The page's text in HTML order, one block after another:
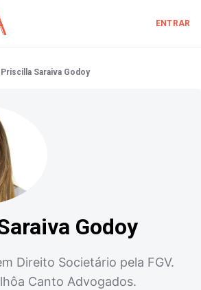
ENTRAR
Priscilla Saraiva Godoy
Godoy
Direito Societário pela FGV.
Canto Advogados.